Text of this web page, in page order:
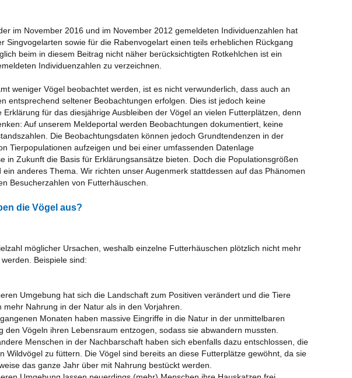
im November 2016 und im November 2012 gemeldeten Individuenzahlen hat
Singvogelarten sowie für die Rabenvogelart einen teils erheblichen Rückgang
beim in diesem Beitrag nicht näher berücksichtigten Rotkehlchen ist ein
Individuenzahlen zu verzeichnen.
weniger Vögel beobachtet werden, ist es nicht verwunderlich, dass auch an
entsprechend seltener Beobachtungen erfolgen. Dies ist jedoch keine
Erklärung für das diesjährige Ausbleiben der Vögel an vielen Futterplätzen, denn
Auf unserem Meldeportal werden Beobachtungen dokumentiert, keine
Die Beobachtungsdaten können jedoch Grundtendenzen in der
Tierpopulationen aufzeigen und bei einer umfassenden Datenlage
in Zukunft die Basis für Erklärungsansätze bieten. Doch die Populationsgrößen
ein anderes Thema. Wir richten unser Augenmerk stattdessen auf das Phänomen
Besucherzahlen von Futterhäuschen.
die Vögel aus?
möglicher Ursachen, weshalb einzelne Futterhäuschen plötzlich nicht mehr
Beispiele sind:
Umgebung hat sich die Landschaft zum Positiven verändert und die Tiere
mehr Nahrung in der Natur als in den Vorjahren.
Monaten haben massive Eingriffe in die Natur in der unmittelbaren
den Vögeln ihren Lebensraum entzogen, sodass sie abwandern mussten.
Menschen in der Nachbarschaft haben sich ebenfalls dazu entschlossen, die
Wildvögel zu füttern. Die Vögel sind bereits an diese Futterplätze gewöhnt, da sie
das ganze Jahr über mit Nahrung bestückt werden.